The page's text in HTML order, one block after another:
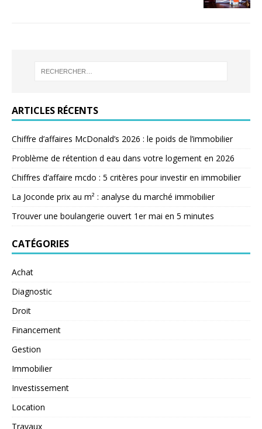
ARTICLES RÉCENTS
Chiffre d’affaires McDonald’s 2026 : le poids de l’immobilier
Problème de rétention d eau dans votre logement en 2026
Chiffres d’affaire mcdo : 5 critères pour investir en immobilier
La Joconde prix au m² : analyse du marché immobilier
Trouver une boulangerie ouvert 1er mai en 5 minutes
CATÉGORIES
Achat
Diagnostic
Droit
Financement
Gestion
Immobilier
Investissement
Location
Travaux